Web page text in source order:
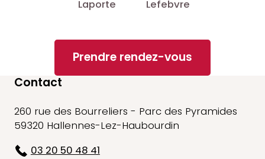
Laporte
Lefebvre
Prendre rendez-vous
Contact
260 rue des Bourreliers - Parc des Pyramides
59320 Hallennes-Lez-Haubourdin
03 20 50 48 41